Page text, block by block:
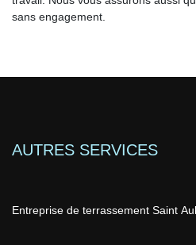
sans engagement.
AUTRES SERVICES
Entreprise de terrassement Saint